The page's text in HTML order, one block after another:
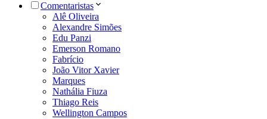
Comentaristas
Alê Oliveira
Alexandre Simões
Edu Panzi
Emerson Romano
Fabrício
João Vitor Xavier
Marques
Nathália Fiuza
Thiago Reis
Wellington Campos